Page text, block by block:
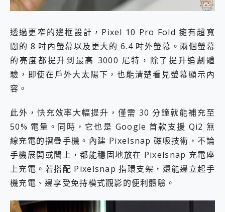
透過更窄的邊框設計，Pixel 10 Pro Fold 擁有超寬
闊的 8 吋內螢幕以及更大的 6.4 吋外螢幕。兩個螢幕
的亮度都提升到最高 3000 尼特，除了提升追劇體
驗，即使在戶外大太陽下，也能清楚看見螢幕顯示內
容。
此外，快充效率大幅提升，僅需 30 分鐘就能補充至
50% 電量。同時，它也是 Google 首款支援 Qi2 無
線充電的摺疊手機。內建 Pixelsnap 磁吸技術，不論
手機展開或闔上，都能穩固地放在 Pixelsnap 充電座
上充電。若搭配 Pixelsnap 指環支架，還能邊立起手
機充電、邊享受免持模式觀影的便利體驗。